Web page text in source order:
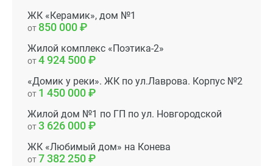
ЖК «Керамик», дом №1
от 850 000
Жилой комплекс «Поэтика-2»
от4 924 500
«Домик у реки». ЖК по ул.Лаврова. Корпус №2
от 1 450 000
Жилой дом №1 по ГП по ул. Новгородской
от3 626 000
ЖК «Любимый дом» на Конева
от7 382 250